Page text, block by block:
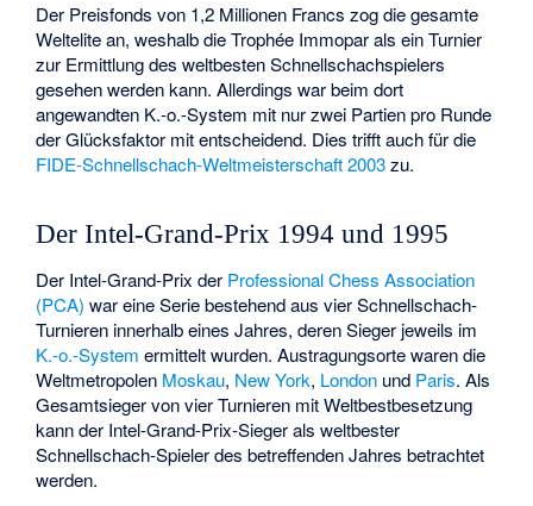
Der Preisfonds von 1,2 Millionen Francs zog die gesamte
Weltelite an, weshalb die Trophée Immopar als ein Turnier
zur Ermittlung des weltbesten Schnellschachspielers
gesehen werden kann. Allerdings war beim dort
angewandten K.-o.-System mit nur zwei Partien pro Runde
der Glücksfaktor mit entscheidend. Dies trifft auch für die
FIDE-Schnellschach-Weltmeisterschaft 2003zu.
Der Intel-Grand-Prix 1994 und 1995
Der Intel-Grand-Prix der Professional Chess Association
(PCA) war eine Serie bestehend aus vier Schnellschach-
Turnieren innerhalb eines Jahres, deren Sieger jeweils im
K.-o.-System ermittelt wurden. Austragungsorte waren die
Weltmetropolen Moskau, New York, London und Paris. Als
Gesamtsieger von vier Turnieren mit Weltbestbesetzung
kann der Intel-Grand-Prix-Sieger als weltbester
Schnellschach-Spieler des betreffenden Jahres betrachtet
werden.